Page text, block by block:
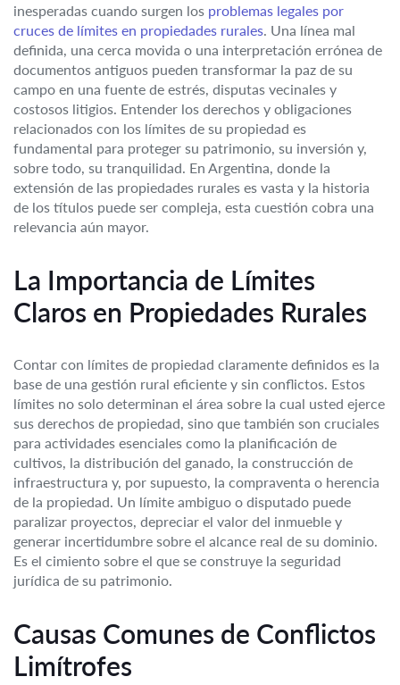
inesperadas cuando surgen los problemas legales por
cruces de límites en propiedades rurales. Una línea mal
definida, una cerca movida o una interpretación errónea de
documentos antiguos pueden transformar la paz de su
campo en una fuente de estrés, disputas vecinales y
costosos litigios. Entender los derechos y obligaciones
relacionados con los límites de su propiedad es
fundamental para proteger su patrimonio, su inversión y,
sobre todo, su tranquilidad. En Argentina, donde la
extensión de las propiedades rurales es vasta y la historia
de los títulos puede ser compleja, esta cuestión cobra una
relevancia aún mayor.
La Importancia de Límites
Claros en Propiedades Rurales
Contar con límites de propiedad claramente definidos es la
base de una gestión rural eficiente y sin conflictos. Estos
límites no solo determinan el área sobre la cual usted ejerce
sus derechos de propiedad, sino que también son cruciales
para actividades esenciales como la planificación de
cultivos, la distribución del ganado, la construcción de
infraestructura y, por supuesto, la compraventa o herencia
de la propiedad. Un límite ambiguo o disputado puede
paralizar proyectos, depreciar el valor del inmueble y
generar incertidumbre sobre el alcance real de su dominio.
Es el cimiento sobre el que se construye la seguridad
jurídica de su patrimonio.
Causas Comunes de Conflictos
Limítrofes